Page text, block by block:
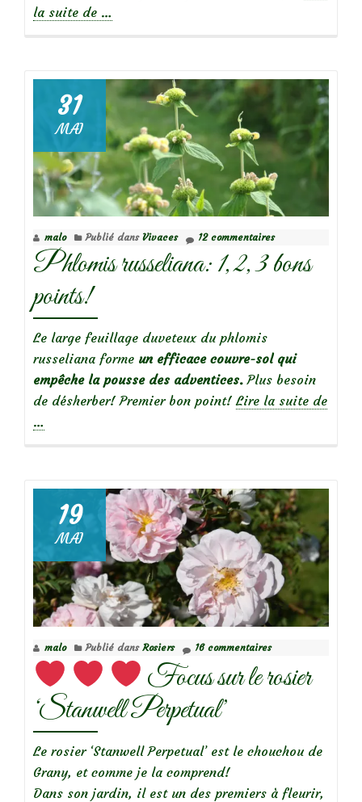
la suite de
Focus
sur
le
rosier
‘Hansa’
…
31
MAI
malo Publié dans Vivaces 12 commentaires
Phlomis russeliana: 1, 2, 3 bons
points!
Le large feuillage duveteux du phlomis
russeliana forme un efficace couvre-sol qui
empêche la pousse des adventices. Plus besoin
de désherber! Premier bon point! Lire la suite de
à
bons
points!
…
19
MAI
malo Publié dans Rosiers 16 commentaires
Focus sur le rosier
‘Stanwell Perpetual’
Le rosier ‘Stanwell Perpetual’ est le chouchou de
Grany, et comme je la comprend!
Dans son jardin, il est un des premiers à fleurir,